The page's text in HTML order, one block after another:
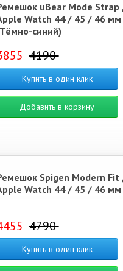
uBear Mode Strap
Watch 44 / 45 / 46 мм
синий)
4190
Купить в один клик
Добавить в корзину
Spigen Modern Fit
Watch 44 / 45 / 46 мм
4790
Купить в один клик